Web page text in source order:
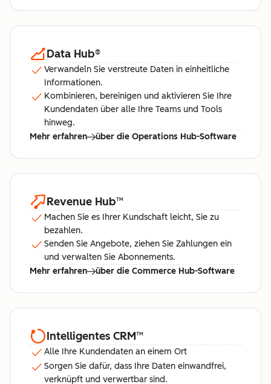
Data Hub®
Verwandeln Sie verstreute Daten in einheitliche
Informationen.
Kombinieren, bereinigen und aktivieren Sie Ihre
Kundendaten über alle Ihre Teams und Tools
hinweg.
Mehr erfahren
über die Operations Hub-Software
Revenue Hub™
Machen Sie es Ihrer Kundschaft leicht, Sie zu
bezahlen.
Senden Sie Angebote, ziehen Sie Zahlungen ein
und verwalten Sie Abonnements.
Mehr erfahren
über die Commerce Hub-Software
Intelligentes CRM™
Alle Ihre Kundendaten an einem Ort
Sorgen Sie dafür, dass Ihre Daten einwandfrei,
verknüpft und verwertbar sind.